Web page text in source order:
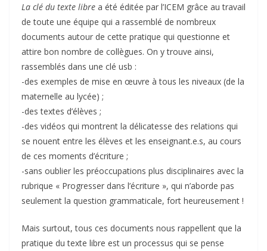
La clé du texte libre a été éditée par l’ICEM grâce au travail
de toute une équipe qui a rassemblé de nombreux
documents autour de cette pratique qui questionne et
attire bon nombre de collègues. On y trouve ainsi,
rassemblés dans une clé usb :
-des exemples de mise en œuvre à tous les niveaux (de la
maternelle au lycée) ;
-des textes d’élèves ;
-des vidéos qui montrent la délicatesse des relations qui
se nouent entre les élèves et les enseignant.e.s, au cours
de ces moments d’écriture ;
-sans oublier les préoccupations plus disciplinaires avec la
rubrique « Progresser dans l’écriture », qui n’aborde pas
seulement la question grammaticale, fort heureusement !
Mais surtout, tous ces documents nous rappellent que la
pratique du texte libre est un processus qui se pense